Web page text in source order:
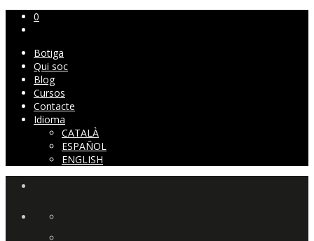
0
Botiga
Qui soc
Blog
Cursos
Contacte
Idioma
CATALÀ
ESPAÑOL
ENGLISH